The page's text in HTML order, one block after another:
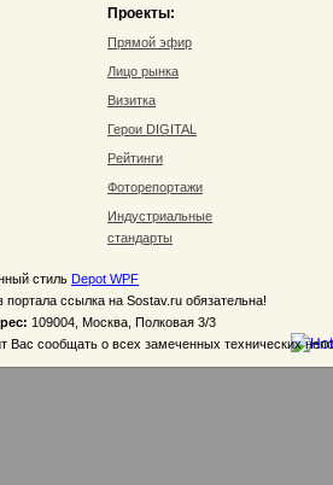
Проекты:
Прямой эфир
Лицо рынка
Визитка
Герои DIGITAL
Рейтинги
Фоторепортажи
Индустриальные
стандарты
стиль Depot WPF
ссылка на Sostav.ru обязательна!
109004, Москва, Полковая 3/3
Вас сообщать о всех замеченных технических